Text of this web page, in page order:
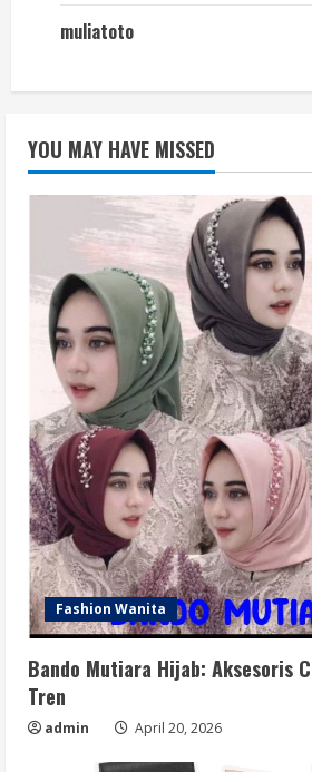
muliatoto
YOU MAY HAVE MISSED
Fashion Wanita
Bando Mutiara Hijab: Aksesoris
Tren
admin April 20, 2026